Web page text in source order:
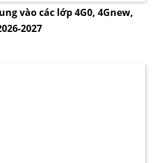
vào các lớp 4G0, 4Gnew,
2027